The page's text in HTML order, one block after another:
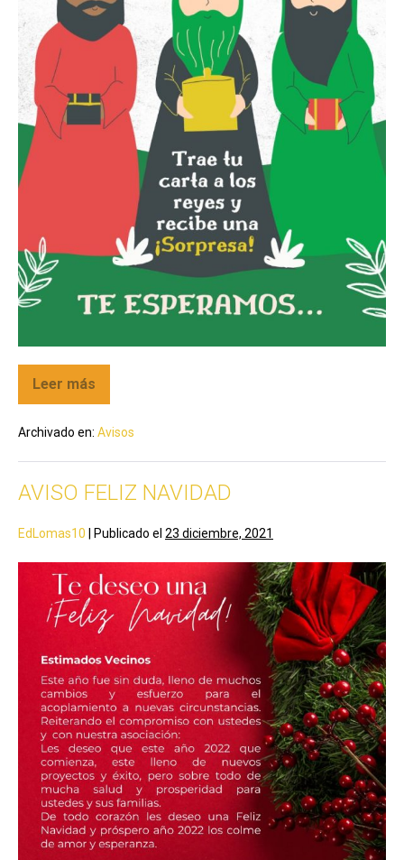
Leer más
Archivado en: Avisos
AVISO FELIZ NAVIDAD
EdLomas10 Publicado el 23 diciembre, 2021